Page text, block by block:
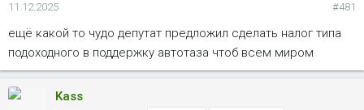
11.12.2025 #481
ещё какой то чудо депутат предложил сделать налог типа
подоходного в поддержку автотаза чтоб всем миром
Kass